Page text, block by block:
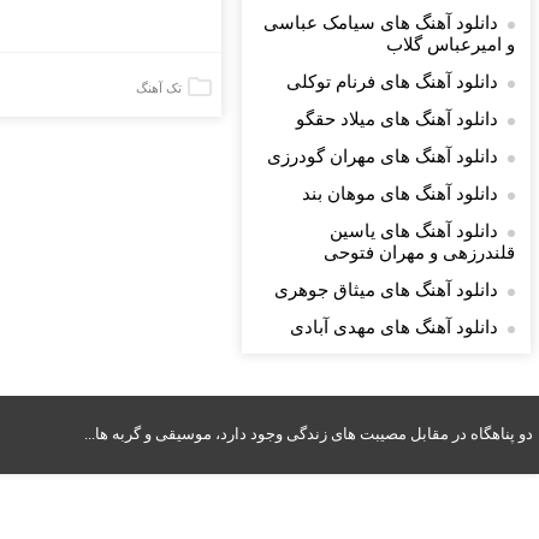
تک آهنگ
دانلود آهنگ های سیامک عباسی
و امیرعباس گلاب
دانلود آهنگ های فرنام توکلی
دانلود آهنگ های میلاد حقگو
دانلود آهنگ های مهران گودرزی
دانلود آهنگ های موهان بند
دانلود آهنگ های یاسین
قلندرزهی و مهران فتوحی
دانلود آهنگ های میثاق جوهری
دانلود آهنگ های مهدی آبادی
دو پناهگاه در مقابل مصیبت های زندگی وجود دارد، موسیقی و گربه ها...